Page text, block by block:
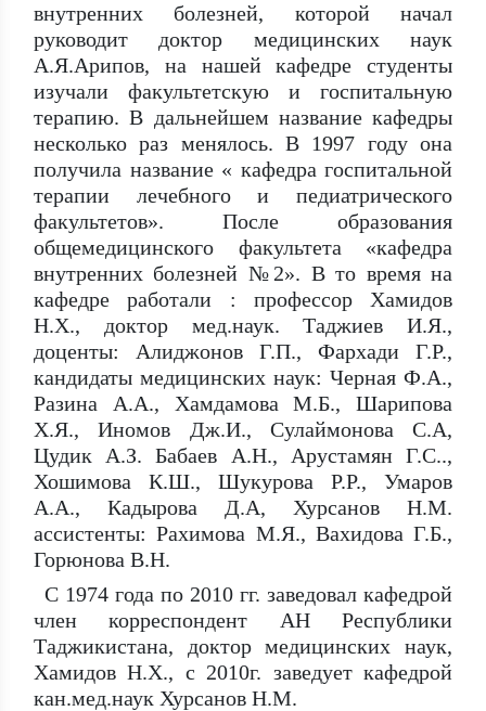
внутренних болезней, которой начал
руководит доктор медицинских наук
А.Я.Арипов, на нашей кафедре студенты
изучали факультетскую и госпитальную
терапию. В дальнейшем название кафедры
несколько раз менялось. В 1997 году она
получила название « кафедра госпитальной
терапии лечебного и педиатрического
факультетов». После образования
общемедицинского факультета «кафедра
внутренних болезней №2». В то время на
кафедре работали : профессор Хамидов
Н.Х., доктор мед.наук. Таджиев И.Я.,
доценты: Алиджонов Г.П., Фархади Г.Р.,
кандидаты медицинских наук: Черная Ф.А.,
Разина А.А., Хамдамова М.Б., Шарипова
Х.Я., Иномов Дж.И., Сулаймонова С.А,
Цудик А.З. Бабаев А.Н., Арустамян Г.С..,
Хошимова К.Ш., Шукурова Р.Р., Умаров
А.А., Кадырова Д.А, Хурсанов Н.М.
ассистенты: Рахимова М.Я., Вахидова Г.Б.,
Горюнова В.Н.
С 1974 года по 2010 гг. заведовал кафедрой
член корреспондент АН Республики
Таджикистана, доктор медицинских наук,
Хамидов Н.Х., с 2010г. заведует кафедрой
кан.мед.наук Хурсанов Н.М.